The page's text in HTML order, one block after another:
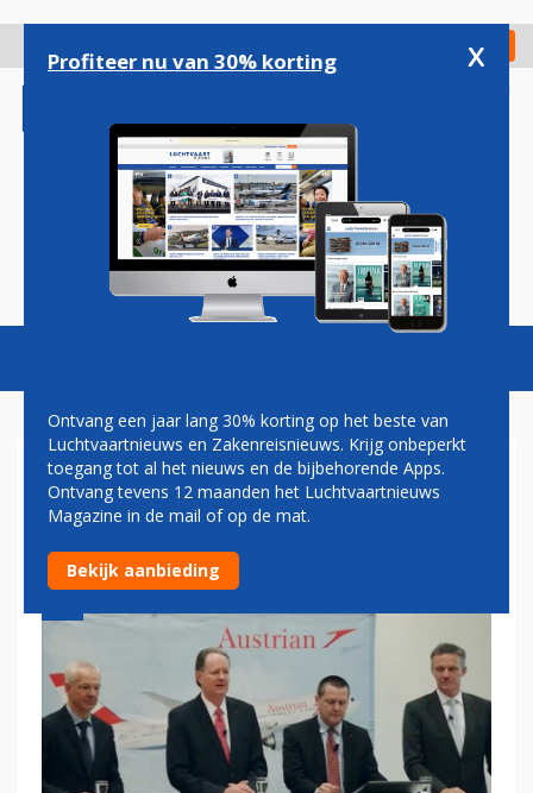
gaan
Check in
Magazine Podcasts Vacatures
JAAN ALBRECHT NIEUWE CEO
SAUDIA
Profiteer nu van 30% korting x
Ontvang een jaar lang 30% korting op het beste van
Luchtvaartnieuws en Zakenreisnieuws. Krijg onbeperkt
toegang tot al het nieuws en de bijbehorende Apps.
Ontvang tevens 12 maanden het Luchtvaartnieuws
Magazine in de mail of op de mat.
Bekijk aanbieding